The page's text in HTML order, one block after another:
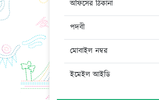
অফিসের ঠিকানা
পদবী
মোবাইল নম্বর
ইমেইল আইডি